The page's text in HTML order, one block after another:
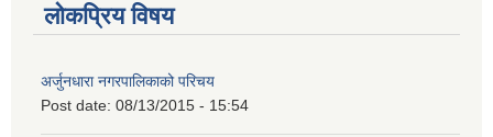
लोकप्रिय विषय
अर्जुनधारा नगरपालिकाको परिचय
Post date: 08/13/2015 - 15:54